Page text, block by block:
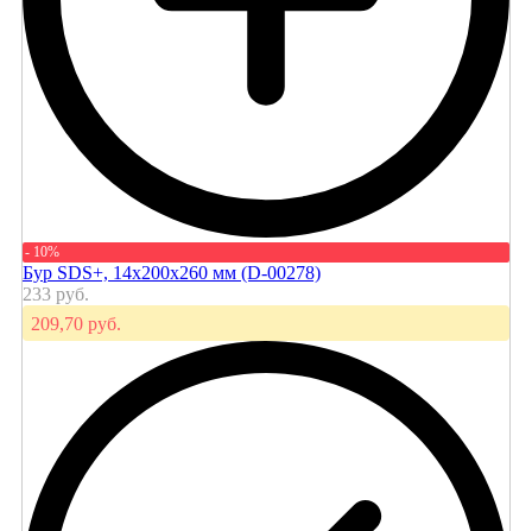
- 10%
Бур SDS+, 14х200х260 мм (D-00278)
233 руб.
209,70 руб.